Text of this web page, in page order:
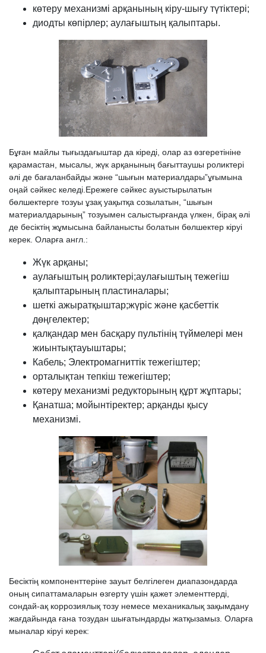
көтеру механизмі арқанының кіру-шығу түтіктері;
диодты көпірлер; аулағыштың қалыптары.
Бұған майлы тығыздағыштар да кіреді, олар аз өзгеретініне
қарамастан, мысалы, жүк арқанының бағыттаушы роликтері
әлі де бағаланбайды және “шығын материалдары”ұғымына
оңай сәйкес келеді.Ережеге сәйкес ауыстырылатын
бөлшектерге тозуы ұзақ уақытқа созылатын, “шығын
материалдарының” тозуымен салыстырғанда үлкен, бірақ әлі
де бесіктің жұмысына байланысты болатын бөлшектер кіруі
керек. Оларға англ.:
Жүк арқаны;
аулағыштың роликтері;аулағыштың тежегіш
қалыптарының пластиналары;
шеткі ажыратқыштар;жүріс және қасбеттік
дөңгелектер;
қалқандар мен басқару пультінің түймелері мен
жиынтықтауыштары;
Кабель; Электромагниттік тежегіштер;
орталықтан тепкіш тежегіштер;
көтеру механизмі редукторының құрт жұптары;
Қанатша; мойынтіректер; арқанды қысу
механизмі.
Бесіктің компоненттеріне зауыт белгілеген диапазондарда
оның сипаттамаларын өзгерту үшін қажет элементтерді,
сондай-ақ коррозиялық тозу немесе механикалық зақымдану
жағдайында ғана тозудан шығатындарды жатқызамыз. Оларға
мыналар кіруі керек: